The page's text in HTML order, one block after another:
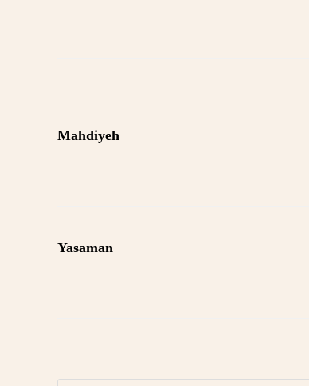
Mahdiyeh
Yasaman